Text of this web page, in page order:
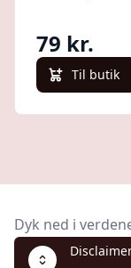
79 kr.
Til butik
Dyk ned i